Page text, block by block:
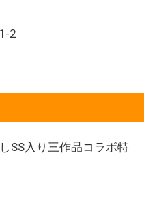
2
SS入り三作品コラボ特